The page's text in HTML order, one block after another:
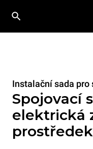
Instalační sada pro
Spojovací
elektrická
prostředek